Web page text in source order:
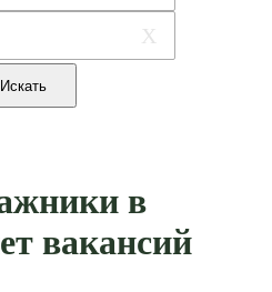
X
в
вакансий